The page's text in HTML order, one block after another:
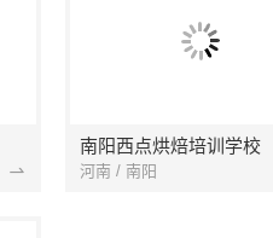
南阳西点烘焙培训学校
河南 / 南阳